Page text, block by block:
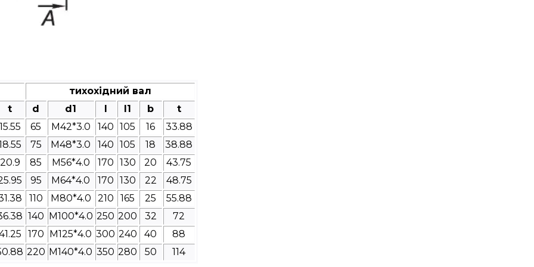
тихохідний вал
t
d d1 l1 b
t
65 M42*3.0 140 105 16
33.88
75 M48*3.0 140 105 18
38.88
20.9
85 M56*4.0 170 130 20
43.75
95 M64*4.0 170 130 22
48.75
110 M80*4.0 210 165 25
55.88
140 M100*4.0 250 200 32
72
170 M125*4.0 300 240 40
88
220 M140*4.0 350 280 50 114